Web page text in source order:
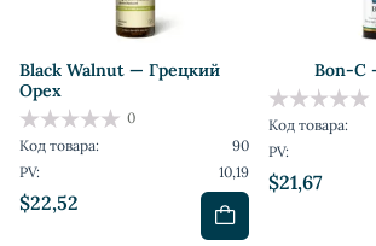
Black Walnut — Грецкий
Орех
$22,52
0
Код товара:
90
PV:
10,19
Bon-C
$21,67
Код товара:
PV: